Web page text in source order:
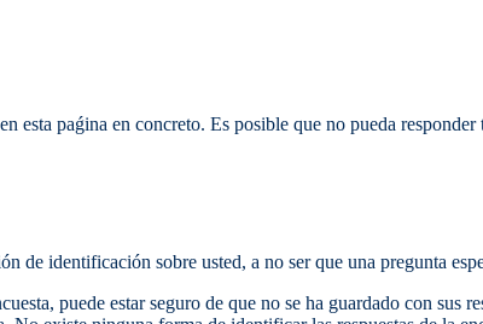
esta paǵina en concreto. Es posible que no pueda
de identificación sobre usted, a no ser que una pregunta
puede estar seguro de que no se ha guardado con sus